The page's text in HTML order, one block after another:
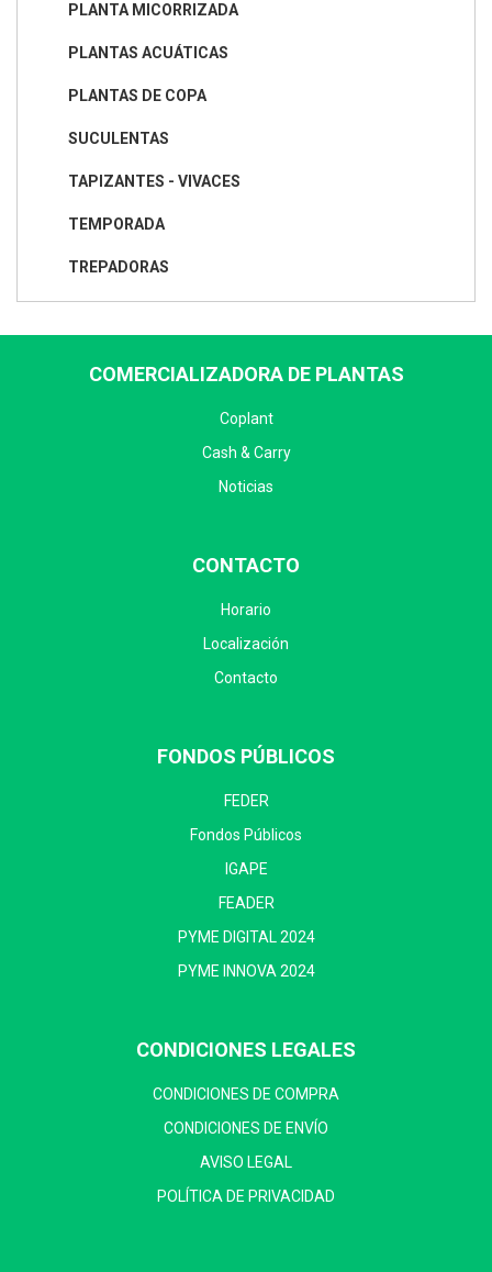
PLANTA MICORRIZADA
PLANTAS ACUÁTICAS
PLANTAS DE COPA
SUCULENTAS
TAPIZANTES - VIVACES
TEMPORADA
TREPADORAS
COMERCIALIZADORA DE PLANTAS
Coplant
Cash & Carry
Noticias
CONTACTO
Horario
Localización
Contacto
FONDOS PÚBLICOS
FEDER
Fondos Públicos
IGAPE
FEADER
PYME DIGITAL 2024
PYME INNOVA 2024
CONDICIONES LEGALES
CONDICIONES DE COMPRA
CONDICIONES DE ENVÍO
AVISO LEGAL
POLÍTICA DE PRIVACIDAD